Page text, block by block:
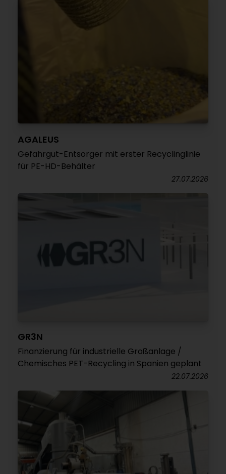
AGALEUS
Gefahrgut-Entsorger mit erster Recyclinglinie
für PE-HD-Behälter
27.07.2026
GR3N
Finanzierung für industrielle Großanlage /
Chemisches PET-Recycling in Spanien geplant
22.07.2026